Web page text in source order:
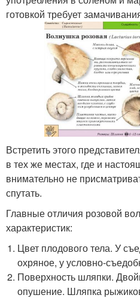
готовкой требует
Встретить этого
в тех же местах, где и
внимательно не
спутать.
Главные отличия розовой
характеристик:
Цвет плодового тела. У
охряное, у условно-
Поверхность шляпки.
опушение. Шляпка